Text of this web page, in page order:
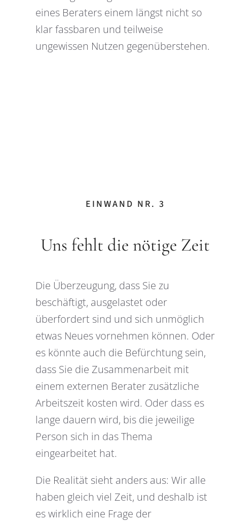
eines Beraters einem längst nicht so
klar fassbaren und teilweise
ungewissen Nutzen gegenüberstehen.
EINWAND NR. 3
Uns fehlt die nötige Zeit
Die Überzeugung, dass Sie zu
beschäftigt, ausgelastet oder
überfordert sind und sich unmöglich
etwas Neues vornehmen können. Oder
es könnte auch die Befürchtung sein,
dass Sie die Zusammenarbeit mit
einem externen Berater zusätzliche
Arbeitszeit kosten wird. Oder dass es
lange dauern wird, bis die jeweilige
Person sich in das Thema
eingearbeitet hat.
Die Realität sieht anders aus: Wir alle
haben gleich viel Zeit, und deshalb ist
es wirklich eine Frage der